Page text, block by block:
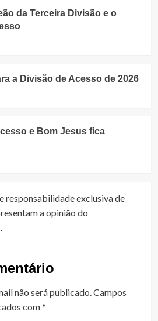
da Terceira Divisão e o
a Divisão de Acesso de 2026
e Bom Jesus fica
responsabilidade exclusiva de
a opinião do
.
não será publicado.Campos
com*